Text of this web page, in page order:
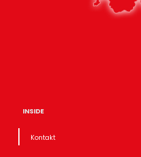
INSIDE
Kontakt